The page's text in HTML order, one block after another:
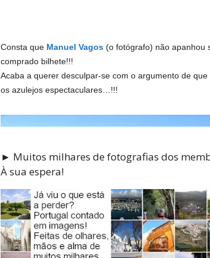
Consta que Manuel Vagos(o fotógrafo) não apanhou
comprado bilhete!!!
Acaba a querer desculpar-se com o argumento de
os azulejos espectaculares…!!!
► Muitos milhares de fotografias dos
À sua espera!